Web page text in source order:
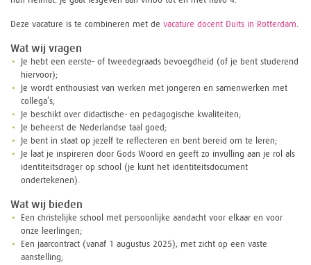
Deze vacature is te combineren met de vacature docent Duits in Rotterdam.
Wat wij vragen
Je hebt een eerste- of tweedegraads bevoegdheid (of je bent studerend
hiervoor);
Je wordt enthousiast van werken met jongeren en samenwerken met
collega’s;
Je beschikt over didactische- en pedagogische kwaliteiten;
Je beheerst de Nederlandse taal goed;
Je bent in staat op jezelf te reflecteren en bent bereid om te leren;
Je laat je inspireren door Gods Woord en geeft zo invulling aan je rol als
identiteitsdrager op school (je kunt het identiteitsdocument
ondertekenen).
Wat wij bieden
Een christelijke school met persoonlijke aandacht voor elkaar en voor
onze leerlingen;
Een jaarcontract (vanaf 1 augustus 2025), met zicht op een vaste
aanstelling;